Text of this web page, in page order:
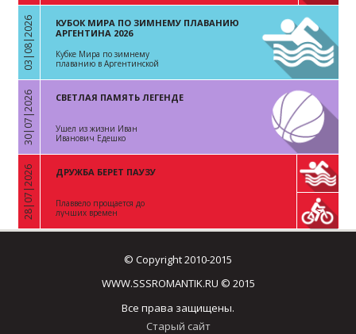
«
03|08|2026
КУБОК МИРА ПО ЗИМНЕМУ ПЛАВАНИЮ
АРГЕНТИНА 2026
Кубке Мира по зимнему
плаванию в Аргентинской
«
30|07|2026 СВЕТЛАЯ ПАМЯТЬ ЛЕГЕНДЕ
Ушел из жизни Иван
Иванович Едешко
«
28|07|2026 ДРУЖБА БЕРЕТ ПАУЗУ
Плаввело прощается до
лучших времен
© Copyright 2010-2015
WWW.SSSROMANTIK.RU © 2015
Все права защищены.
Старый сайт